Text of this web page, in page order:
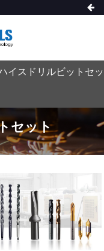
イスドリルビットセッ
セット